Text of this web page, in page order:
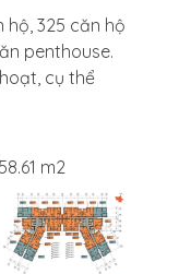
hộ, 325 căn hộ
penthouse.
cụ thể
m2